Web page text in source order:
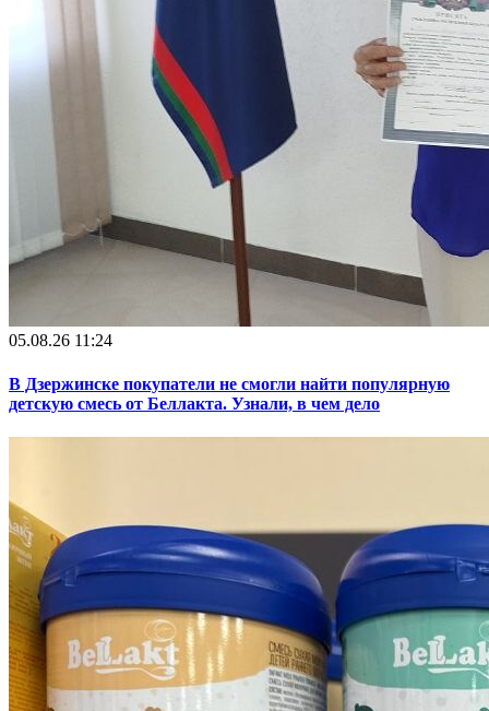
05.08.26 11:24
В Дзержинске покупатели не смогли найти популярную
детскую смесь от Беллакта. Узнали, в чем дело